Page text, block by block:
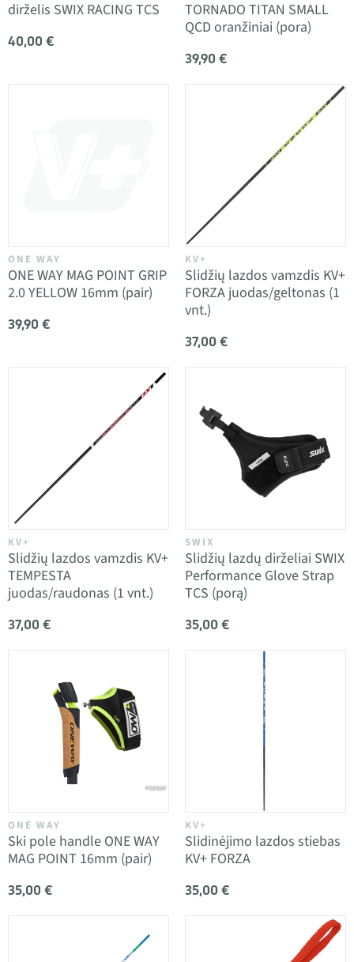
dirželis SWIX RACING TCS
40,00 €
TORNADO TITAN SMALL
QCD oranžiniai (pora)
39,90 €
ONE WAY
ONE WAY MAG POINT GRIP
2.0 YELLOW 16mm (pair)
39,90 €
KV+
Slidžių lazdos vamzdis KV+
FORZA juodas/geltonas (1
vnt.)
37,00 €
KV+
Slidžių lazdos vamzdis KV+
TEMPESTA
juodas/raudonas (1 vnt.)
37,00 €
SWIX
Slidžių lazdų dirželiai SWIX
Performance Glove Strap
TCS (porą)
35,00 €
ONE WAY
Ski pole handle ONE WAY
MAG POINT 16mm (pair)
35,00 €
KV+
Slidinėjimo lazdos stiebas
KV+ FORZA
35,00 €